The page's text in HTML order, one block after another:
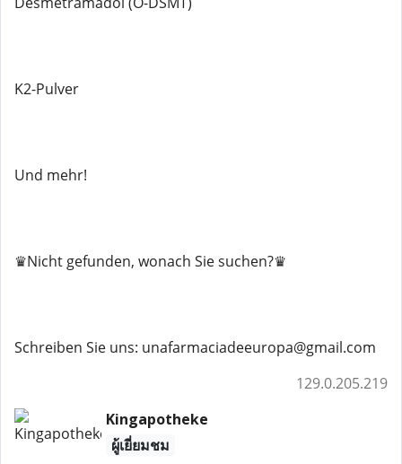
K2-Pulver
Und mehr!
♛Nicht gefunden, wonach Sie suchen?♛
Schreiben Sie uns: unafarmaciadeeuropa@gmail.com
129.0.205.219
Kingapotheke
ผู้เยี่ยมชม